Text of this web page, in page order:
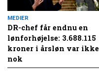
MEDIER
DR-chef får endnu en
lønforhøjelse: 3.688.115
kroner i årsløn var ikke
nok